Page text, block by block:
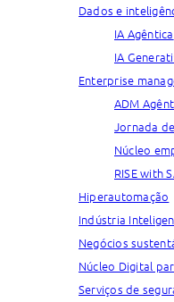
Dados e
IA Agêntica
IA
Enterprise
ADM
Jornada
Núcleo
RISE with
Hiperautomação
Indústria
Negócios
Núcleo Digital
Serviços de